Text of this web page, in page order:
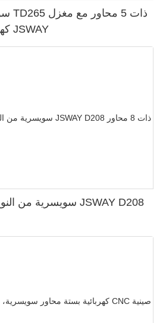
كهربائي وأدوات حية من JSWAY